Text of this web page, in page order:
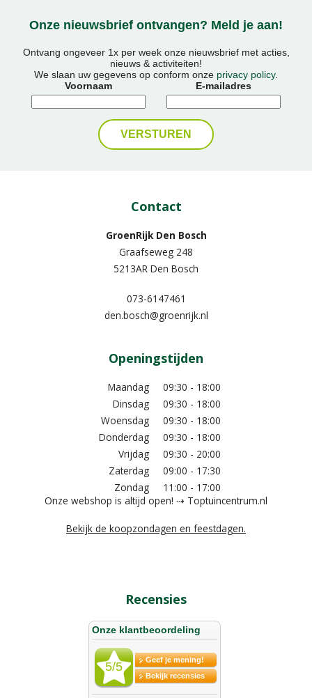
Onze nieuwsbrief ontvangen? Meld je aan!
Ontvang ongeveer 1x per week onze nieuwsbrief met acties,
nieuws & activiteiten!
We slaan uw gegevens op conform onze privacy policy.
Voornaam
E-mailadres
Contact
GroenRijk Den Bosch
Graafseweg 248
5213AR Den Bosch
073-6147461
den.bosch@groenrijk.nl
Openingstijden
Maandag
09:30 - 18:00
Dinsdag
09:30 - 18:00
Woensdag
09:30 - 18:00
Donderdag
09:30 - 18:00
Vrijdag
09:30 - 20:00
Zaterdag
09:00 - 17:30
Zondag
11:00 - 17:00
Onze webshop is altijd open! ⇢ Toptuincentrum.nl
Bekijk de koopzondagen en feestdagen.
Recensies